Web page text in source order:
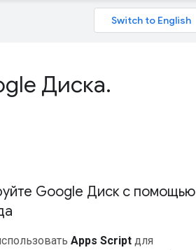
Диска.
Google Диск с помощью
Apps Script для